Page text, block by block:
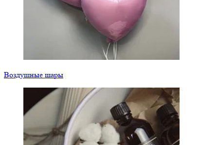
Воздушные шары